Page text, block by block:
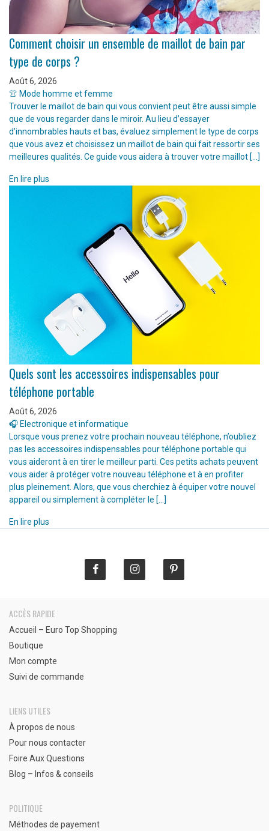
Comment choisir un ensemble de maillot de bain par
type de corps ?
Août 6, 2026
👚 Mode homme et femme
Trouver le maillot de bain qui vous convient peut être aussi simple
que de vous regarder dans le miroir. Au lieu d’essayer
d’innombrables hauts et bas, évaluez simplement le type de corps
que vous avez et choisissez un maillot de bain qui fait ressortir ses
meilleures qualités. Ce guide vous aidera à trouver votre maillot […]
En lire plus
Quels sont les accessoires indispensables pour
téléphone portable
Août 6, 2026
🎧 Electronique et informatique
Lorsque vous prenez votre prochain nouveau téléphone, n’oubliez
pas les accessoires indispensables pour téléphone portable qui
vous aideront à en tirer le meilleur parti. Ces petits achats peuvent
vous aider à protéger votre nouveau téléphone et à en profiter
plus pleinement. Alors, que vous cherchiez à équiper votre nouvel
appareil ou simplement à compléter le […]
En lire plus
ACCÈS RAPIDE
Accueil – Euro Top Shopping
Boutique
Mon compte
Suivi de commande
LIENS UTILES
À propos de nous
Pour nous contacter
Foire Aux Questions
Blog – Infos & conseils
POLITIQUE
Méthodes de payement